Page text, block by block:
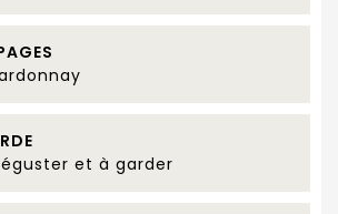
et à garder